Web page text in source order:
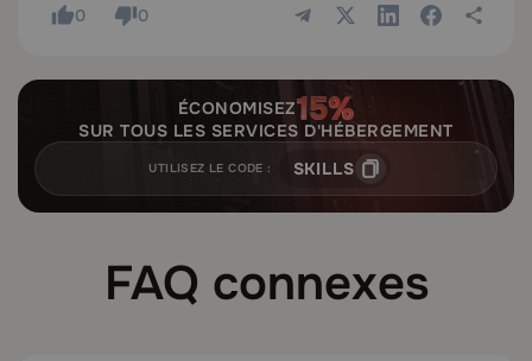
0 0
ÉCONOMISEZ
SUR TOUS LES SERVICES D'HÉBERGEMENT
UTILISEZ LE CODE : SKILLS
FAQ connexes